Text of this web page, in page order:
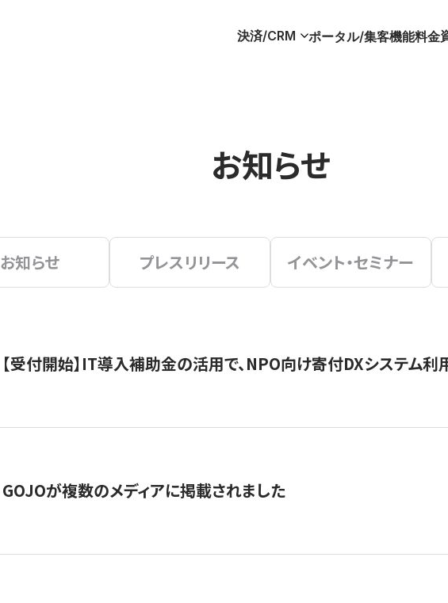
決済/CRM ポータル/集客機能料金
お知らせ
お知らせ プレスリリース イベント・セミナー
【受付開始】IT導入補助金の活用で、NPO向け寄付DXシステム
GOJOが複数のメディアに掲載されました